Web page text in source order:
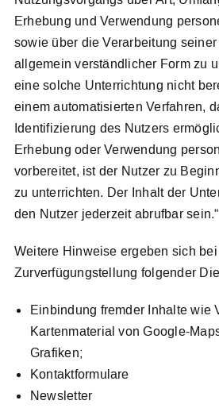
Erhebung und Verwendung
sowie über die Verarbeitung
allgemein verständlicher Form zu
eine solche Unterrichtung nicht
einem automatisierten Verfahren,
Identifizierung des Nutzers
Erhebung oder Verwendung
vorbereitet, ist der Nutzer zu
zu unterrichten. Der Inhalt der
den Nutzer jederzeit abrufbar sein.“
Weitere Hinweise ergeben sich
Zurverfügungstellung folgender
Einbindung fremder Inhalte wie
Kartenmaterial von Google-
Grafiken;
Kontaktformulare
Newsletter